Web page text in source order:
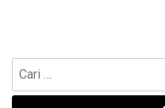
Cari
untuk: